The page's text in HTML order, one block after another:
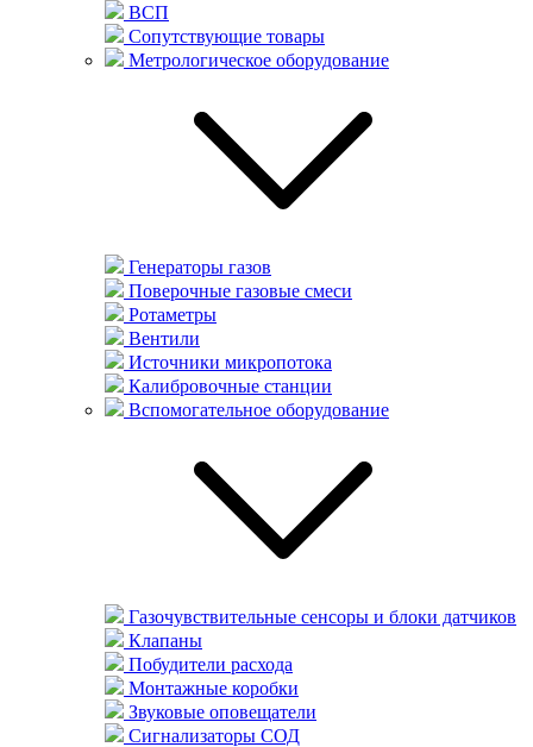
ВСП
Сопутствующие товары
Метрологическое оборудование
Генераторы газов
Поверочные газовые смеси
Ротаметры
Вентили
Источники микропотока
Калибровочные станции
Вспомогательное оборудование
Газочувствительные сенсоры и блоки датчиков
Клапаны
Побудители расхода
Монтажные коробки
Звуковые оповещатели
Сигнализаторы СОД